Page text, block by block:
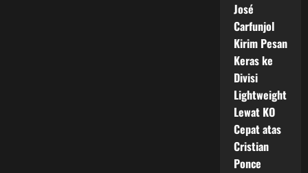
José
Carfunjol
Kirim Pesan
Keras ke
Divisi
Lightweight
Lewat KO
Cepat atas
Cristian
Ponce